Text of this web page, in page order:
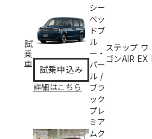
試
乗
車
試乗申込み
詳細はこちら
シー
ベッ
ドブ
ル
ー・
パー
ル/
ブラ
ック
ステップ ワ
ゴンAIR EX
プレ
ミア
ムク